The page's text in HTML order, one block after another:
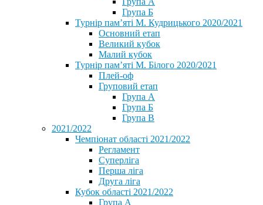
Група Б
Турнір пам’яті М. Кудрицького 2020/2021
Основний етап
Великий кубок
Малий кубок
Турнір пам’яті М. Білого 2020/2021
Плей-оф
Груповий етап
Група А
Група Б
Група В
2021/2022
Чемпіонат області 2021/2022
Регламент
Суперліга
Перша ліга
Друга ліга
Кубок області 2021/2022
Група А